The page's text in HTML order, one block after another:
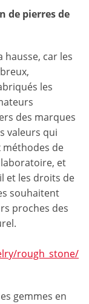
de pierres de
hausse, car les
les
des marques
valeurs qui
de
et
et les droits de
souhaitent
proches des
rough_stone/
gemmes en